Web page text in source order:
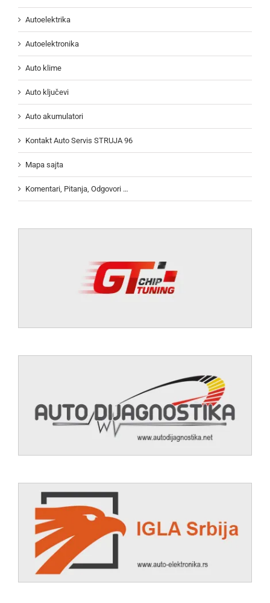
Autoelektrika
Autoelektronika
Auto klime
Auto ključevi
Auto akumulatori
Kontakt Auto Servis STRUJA 96
Mapa sajta
Komentari, Pitanja, Odgovori …